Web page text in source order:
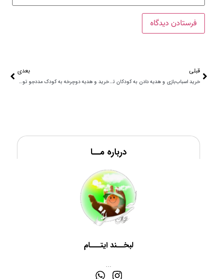
قبلی
خرید اسباب‌بازی و هدیه دادن به کودکان توسط خیریه لبخند ایتام: لبخندی بر چهره آینده‌سازان
بعدی
خرید و هدیه دوچرخه به کودک مددجو توسط خیریه لبخند ایتام: شادی و امید برای آینده
درباره مــا
لبخــند ایتـــام
...